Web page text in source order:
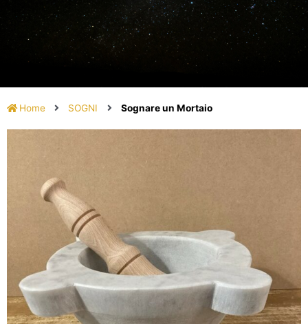
Home SOGNI Sognare un Mortaio